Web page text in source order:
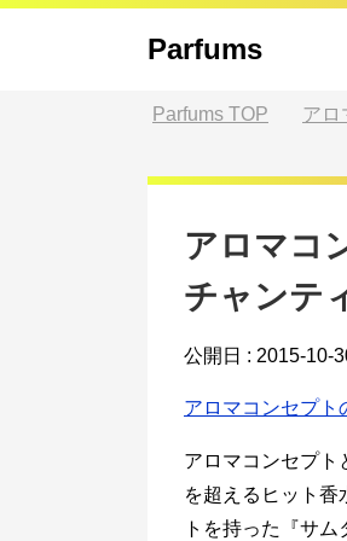
Parfums
Parfums TOP アロ
アロマコ
チャンテ
公開日 : 2015-10-
アロマコンセプト
アロマコンセプト
を超えるヒット
トを持った『サ